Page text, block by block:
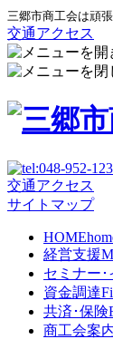
三郷市商工会は頑
交通アクセス
交通アクセス
サイトマップ
HOME
経営支援
セミナー･
資金調達
共済･保険
商工会案